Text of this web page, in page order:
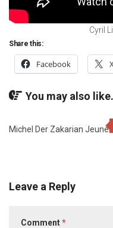
Cyril
Share this:
Facebook
You may also
Michel Der Zakarian Jeune
Leave a Reply
Comment*